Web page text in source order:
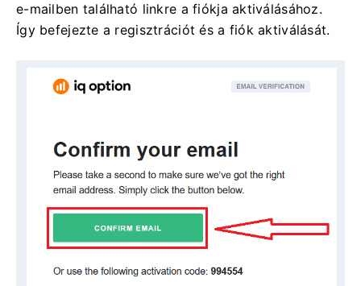
e-mailben található linkre a fiókja aktiválásához.
Így befejezte a regisztrációt és a fiók aktiválását.